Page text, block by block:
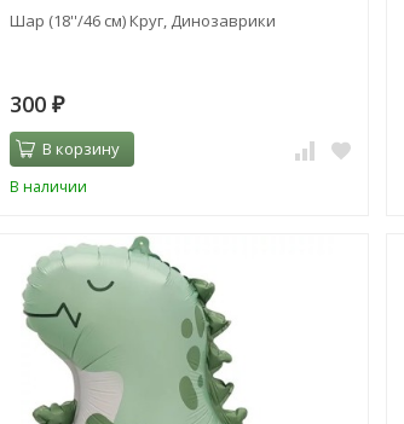
Шар (18''/46 см) Круг, Динозаврики
300 ₽
В корзину
В наличии